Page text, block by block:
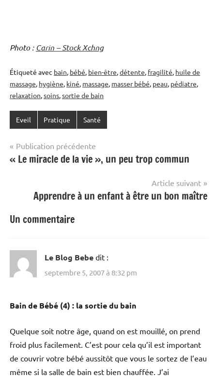
Photo : Carin – Stock Xchng
Étiqueté avec bain, bébé, bien-être,détente, fragilité, huile de
massage, hygiène, kiné, massage, masser bébé, peau, pédiatre,
relaxation,soins,sortie de bain
Eveil Pratique Santé
Navigation
de
Publication précédente
« Le miracle de la vie », un peu trop commun
Article suivant
Apprendre à un enfant à être un bon maître
Un commentaire
Le Blog Bebe dit :
septembre 5, 2007 à 8:32 pm
Bain de Bébé (4) : la sortie du bain
Quelque soit notre âge, quand on est mouillé, on prend
froid plus facilement. C’est pour cela qu’il est important
de couvrir votre bébé aussitôt que vous le sortez de l’eau
même si la salle de bain est bien chauffée. J’ai